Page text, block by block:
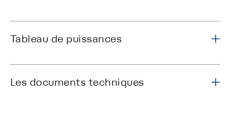
Tableau de puissances
Les documents techniques